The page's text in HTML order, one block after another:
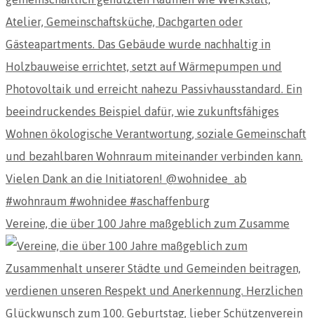
Vereine, die über 100 Jahre maßgeblich zum Zusamme